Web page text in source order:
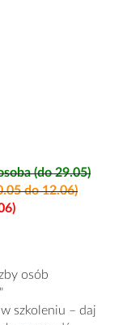
(do 29.05)
do 12.06)
osób
szkoleniu – daj